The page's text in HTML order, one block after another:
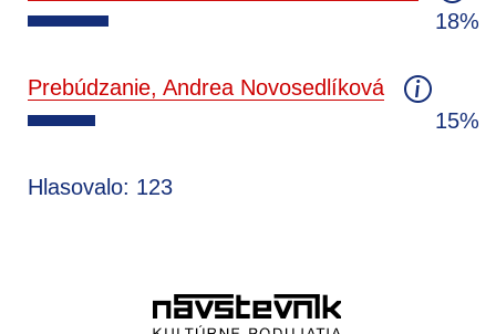
18%
Prebúdzanie, Andrea Novosedlíková
15%
Hlasovalo: 123